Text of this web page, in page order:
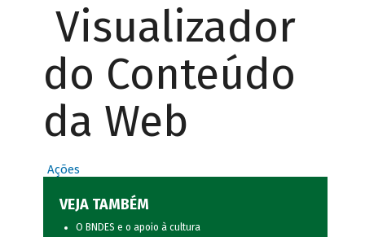
Visualizador
do Conteúdo
da Web
Ações
VEJA TAMBÉM
O BNDES e o apoio à cultura